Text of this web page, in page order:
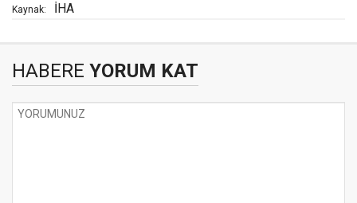
Kaynak: İHA
HABERE YORUM KAT